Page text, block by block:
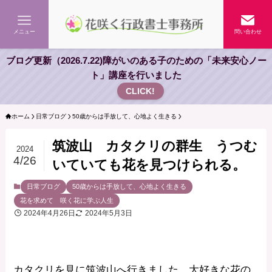
問い合わせ
メニュー
ブログ更新（2026.7.22)障がいのある子のための「未来安心ノー
ト」講座を行いました
CLICK!
ホーム 日常ブログ 50歳からは手放して、心地よく生きる
筑波山 カタクリの群生 うつむ
いていても花を見つけられる。
2024
4/26
日常ブログ
50歳からは手放して、心地よく生きる
花を求めて 咲く花に学ぶ人生
2024年4月26日 2024年5月3日
カタクリを見に筑波山へ行きました。大好きな花の